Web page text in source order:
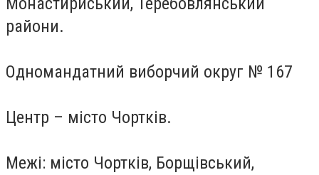
райони.
Одномандатний виборчий округ № 167
Центр – місто Чортків.
Межі: місто Чортків, Борщівський,